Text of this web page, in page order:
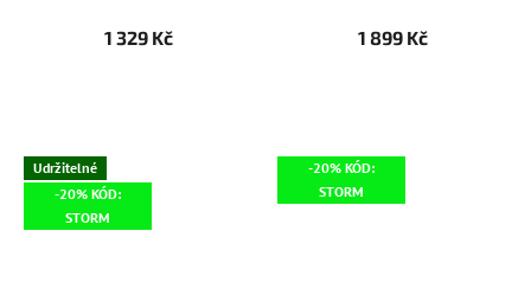
1 329 Kč 1 899 Kč
Udržitelné
-20% KÓD:
STORM
-20% KÓD:
STORM